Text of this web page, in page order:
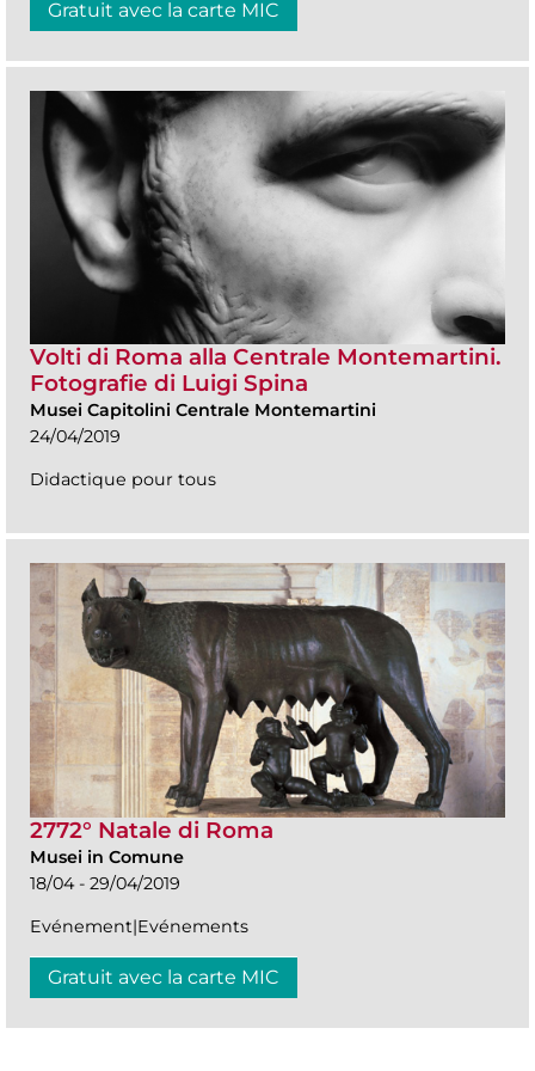
Gratuit avec la carte MIC
Volti di Roma alla Centrale Montemartini.
Fotografie di Luigi Spina
Musei Capitolini Centrale Montemartini
24/04/2019
Didactique pour tous
2772° Natale di Roma
Musei in Comune
18/04 - 29/04/2019
Evénement|Evénements
Gratuit avec la carte MIC